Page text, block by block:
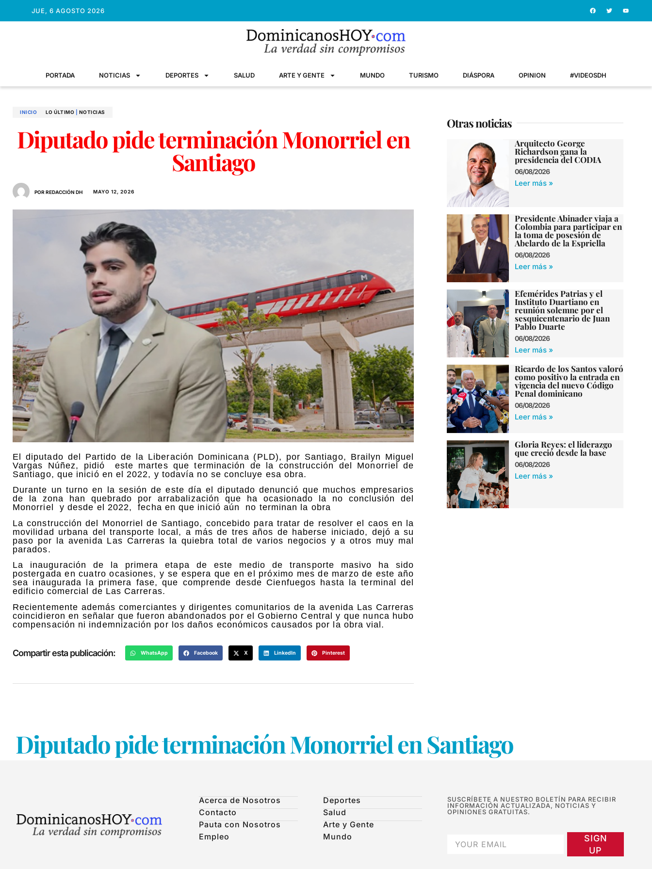
JUE, 6 AGOSTO 2026
PORTADA NOTICIAS DEPORTES SALUD ARTE Y GENTE MUNDO TURISMO DIÁSPORA OPINION #VIDEOSDH
INICIO LO ÚLTIMO NOTICIAS
Diputado pide terminación Monorriel en
Santiago
POR REDACCIÓN DH MAYO 12, 2026
El diputado del Partido de la Liberación Dominicana (PLD), por Santiago, Brailyn Miguel
Vargas Núñez, pidió este martes que terminación de la construcción del Monorriel de
Santiago, que inició en el 2022, y todavía no se concluye esa obra.
Durante un turno en la sesión de este día el diputado denunció que muchos empresarios
de la zona han quebrado por arrabalización que ha ocasionado la no conclusión del
Monorriel y desde el 2022, fecha en que inició aún no terminan la obra
La construcción del Monorriel de Santiago, concebido para tratar de resolver el caos en la
movilidad urbana del transporte local, a más de tres años de haberse iniciado, dejó a su
paso por la avenida Las Carreras la quiebra total de varios negocios y a otros muy mal
parados.
La inauguración de la primera etapa de este medio de transporte masivo ha sido
postergada en cuatro ocasiones, y se espera que en el próximo mes de marzo de este año
sea inaugurada la primera fase, que comprende desde Cienfuegos hasta la terminal del
edificio comercial de Las Carreras.
Recientemente además comerciantes y dirigentes comunitarios de la avenida Las Carreras
coincidieron en señalar que fueron abandonados por el Gobierno Central y que nunca hubo
compensación ni indemnización por los daños económicos causados por la obra vial.
Compartir esta publicación: WhatsApp Facebook X LinkedIn Pinterest
Otras noticias
Arquitecto George
Richardson gana la
presidencia del CODIA
06/08/2026
Leer más »
Presidente Abinader viaja a
Colombia para participar en
la toma de posesión de
Abelardo de la Espriella
06/08/2026
Leer más »
Efemérides Patrias y el
Instituto Duartiano en
reunión solemne por el
sesquicentenario de Juan
Pablo Duarte
06/08/2026
Leer más »
Ricardo de los Santos valoró
como positivo la entrada en
vigencia del nuevo Código
Penal dominicano
06/08/2026
Leer más »
Gloria Reyes: el liderazgo
que creció desde la base
06/08/2026
Leer más »
Diputado pide terminación Monorriel en Santiago
Acerca de Nosotros
Contacto
Pauta con Nosotros
Empleo
Deportes
Salud
Arte y Gente
Mundo
SUSCRÍBETE A NUESTRO BOLETÍN PARA RECIBIR
INFORMACIÓN ACTUALIZADA, NOTICIAS Y
OPINIONES GRATUITAS.
SIGN
UP